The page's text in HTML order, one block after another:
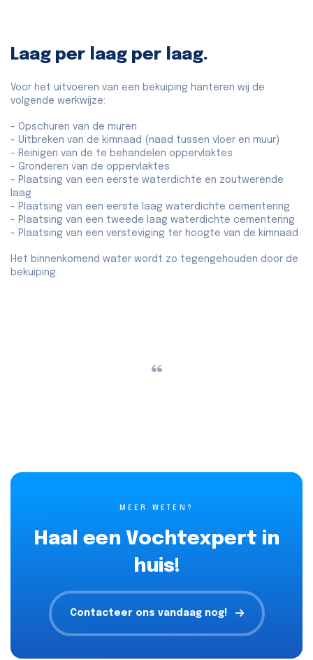
Laag per laag per laag.
Voor het uitvoeren van een bekuiping hanteren wij de
volgende werkwijze:
- Opschuren van de muren
- Uitbreken van de kimnaad (naad tussen vloer en muur)
- Reinigen van de te behandelen oppervlaktes
- Gronderen van de oppervlaktes
- Plaatsing van een eerste waterdichte en zoutwerende
laag
- Plaatsing van een eerste laag waterdichte cementering
- Plaatsing van een tweede laag waterdichte cementering
- Plaatsing van een versteviging ter hoogte van de kimnaad
Het binnenkomend water wordt zo tegengehouden door de
bekuiping.
“
MEER WETEN?
Haal een Vochtexpert in
huis!
Contacteer ons vandaag nog!